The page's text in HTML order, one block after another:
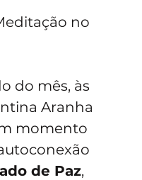
no
do mês, às
Aranha
momento
de Paz,